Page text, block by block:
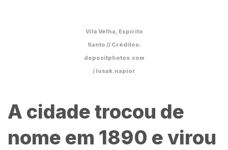
Vila Velha, Espírito
Santo // Créditos:
depositphotos.com
/ losak.napior
A cidade trocou de
nome em 1890 e virou